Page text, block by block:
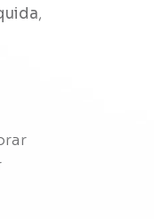
,